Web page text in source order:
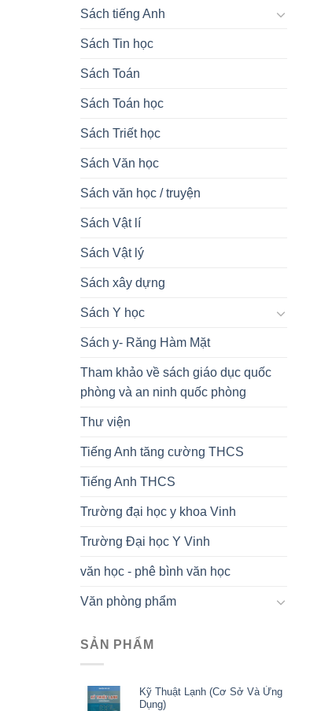
Sách tiếng Anh
Sách Tin học
Sách Toán
Sách Toán học
Sách Triết học
Sách Văn học
Sách văn học / truyện
Sách Vật lí
Sách Vật lý
Sách xây dựng
Sách Y học
Sách y- Răng Hàm Mặt
Tham khảo về sách giáo dục quốc
phòng và an ninh quốc phòng
Thư viện
Tiếng Anh tăng cường THCS
Tiếng Anh THCS
Trường đại học y khoa Vinh
Trường Đại học Y Vinh
văn học - phê bình văn học
Văn phòng phẩm
SẢN PHẨM
Kỹ Thuật Lạnh (Cơ Sở Và Ứng
Dụng)